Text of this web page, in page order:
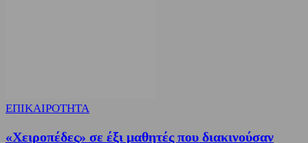
ΕΠΙΚΑΙΡΟΤΗΤΑ
«Χειροπέδες» σε έξι μαθητές που διακινούσαν